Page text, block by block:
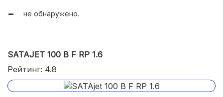
не обнаружено.
SATAJET 100 B F RP 1.6
Рейтинг: 4.8